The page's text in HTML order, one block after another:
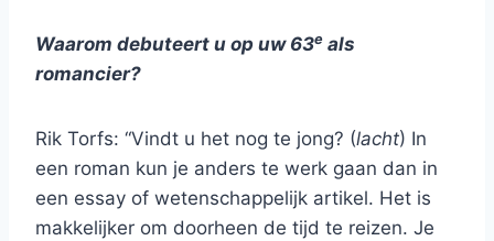
Waarom debuteert u op uw 63e als
romancier?
Rik Torfs: “Vindt u het nog te jong? (lacht) In
een roman kun je anders te werk gaan dan in
een essay of wetenschappelijk artikel. Het is
makkelijker om doorheen de tijd te reizen. Je